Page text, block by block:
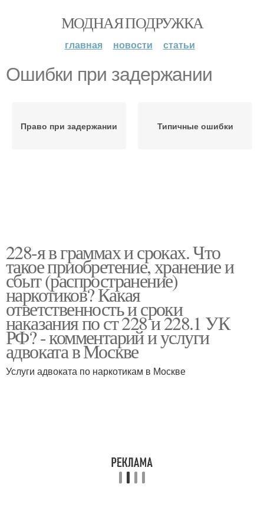
МОДНАЯ ПОДРУЖКА
главная новости статьи
Ошибки при задержании
Право при задержании Типичные ошибки
228-я в граммах и сроках. Что
такое приобретение, хранение и
сбыт (распространение)
наркотиков? Какая
ответственность и сроки
наказания по ст 228 и 228.1 УК
РФ? - комментарий и услуги
адвоката в Москве
Услуги адвоката по наркотикам в Москве